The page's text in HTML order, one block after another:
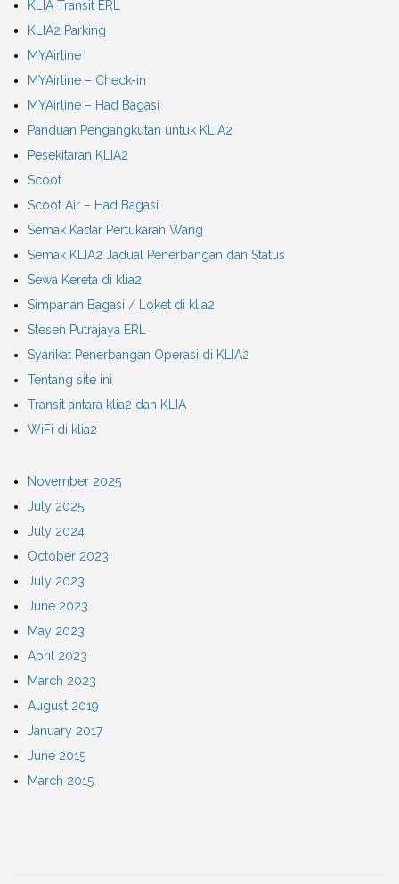
KLIA Transit ERL
KLIA2 Parking
MYAirline
MYAirline – Check-in
MYAirline – Had Bagasi
Panduan Pengangkutan untuk KLIA2
Pesekitaran KLIA2
Scoot
Scoot Air – Had Bagasi
Semak Kadar Pertukaran Wang
Semak KLIA2 Jadual Penerbangan dan Status
Sewa Kereta di klia2
Simpanan Bagasi / Loket di klia2
Stesen Putrajaya ERL
Syarikat Penerbangan Operasi di KLIA2
Tentang site ini
Transit antara klia2 dan KLIA
WiFi di klia2
November 2025
July 2025
July 2024
October 2023
July 2023
June 2023
May 2023
April 2023
March 2023
August 2019
January 2017
June 2015
March 2015